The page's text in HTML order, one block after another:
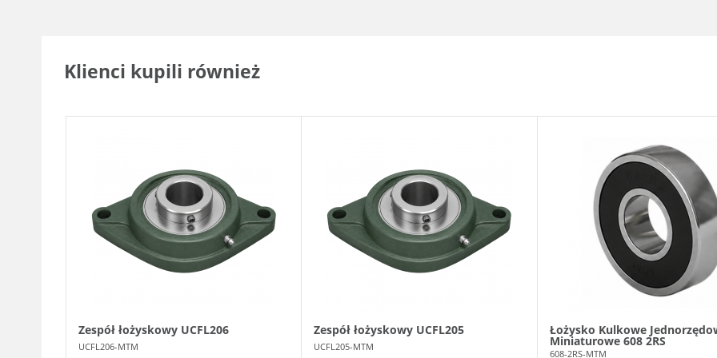
Klienci kupili również
Zespół łożyskowy UCFL206
UCFL206-MTM
Zespół łożyskowy UCFL205
UCFL205-MTM
Łożysko Kulkowe
Miniaturowe 608 2RS
608-2RS-MTM